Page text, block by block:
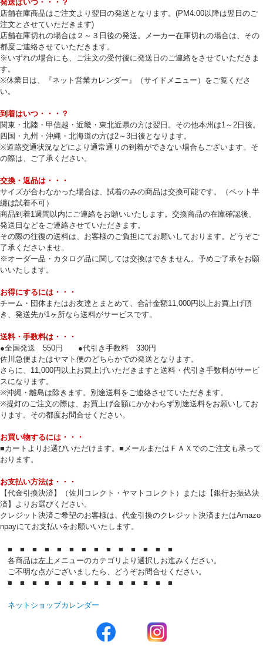
発送はいつ・・・？
店舗在庫商品はご注文より翌日の発送となります。(PM4:00以降は翌日のご
注文とさせていただきます)
店舗在庫切れの場合は２～３日後の発送。メーカー在庫切れの場合は、その
都度ご連絡させていただきます。
※いずれの場合にも、ご注文の受付後に発送日のご連絡をさせていただきま
す。
※休業日は、『ネット営業カレンダー』（サイドメニュー）をご覧くださ
い。
到着はいつ・・・？
関東・北陸・甲信越・近畿・東北近県の方は翌日。その他本州は1～2日後。
四国・九州・沖縄・北海道の方は2～3日後となります。
※道路交通状況などにより通常通りの到着ができない場合もございます。そ
の際は、ご了承ください。
交換・返品は・・・
サイズが合わなかった場合は、試着のみの商品は交換可能です。（ペット半
纏は試着不可）
商品到着1週間以内にご連絡をお願いいたします。交換商品の在庫確認後、
発送日などをご連絡させていただきます。
その際の往復の送料は、お客様のご負担にてお願いしております。どうぞご
了承くださいませ。
※オーダー品・カタログ品に関しては交換はできません。予めご了承をお願
いいたします。
お得にするには・・・
チーム・団体またはお友達とまとめて、合計金額11,000円以上お買上げ頂
き、発送先が1ヶ所なら送料がサービスです。
送料・手数料は・・・
●全国発送 550円 ●代引き手数料 330円
佐川急便またはヤマト便のどちらかでの発送となります。
さらに、11,000円以上お買上げいただきますと送料・代引き手数料がサービ
スになります。
※沖縄・離島は除きます。別途送料をご連絡させていただきます。
※提灯のご注文の際は、お買上げ金額にかかわらず別途送料をお願いしてお
ります。その都度お問合せください。
お買い物するには・・・
■カートよりお選びいただけます。■メールまたはＦＡＸでのご注文も承って
おります。
お支払い方法は・・・
【代金引換決済】（佐川コレクト・ヤマトコレクト）または【銀行お振込決
済】よりお選びください。
クレジット決済ご希望のお客様は、代金引換のクレジット決済またはAmazo
npayにてお支払いをお願いいたします。
■ ■ ■ ■ ■ ■ ■ ■ ■ ■ ■ ■ ■ ■
各商品は左上メニューのカテゴリより選択しお進みください。
ご不明な点がございましたら、どうぞお問合せください。
■ ■ ■ ■ ■ ■ ■ ■ ■ ■ ■ ■ ■ ■
ネットショップカレンダー